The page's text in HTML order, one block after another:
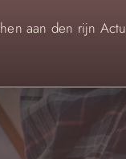
aan den rijn